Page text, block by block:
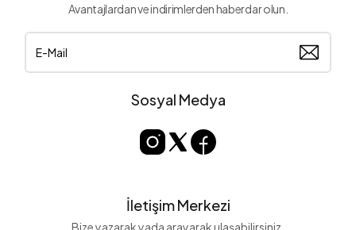
Avantajlardan ve indirimlerden haberdar olun.
Sosyal Medya
İletişim Merkezi
Bize yazarak yada arayarak ulaşabilirsiniz.